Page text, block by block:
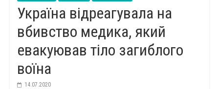
Україна відреагувала на
вбивство медика, який
евакуював тіло загиблого
воїна
14.07.2020